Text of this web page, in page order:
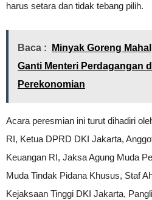
harus setara dan tidak tebang pilih.
Baca :
Minyak Goreng
Ganti Menteri Perdagangan
Perekonomian
Acara peresmian ini turut dihadiri
RI, Ketua DPRD DKI Jakarta,
Keuangan RI, Jaksa Agung Muda
Muda Tindak Pidana Khusus, Staf
Kejaksaan Tinggi DKI Jakarta,